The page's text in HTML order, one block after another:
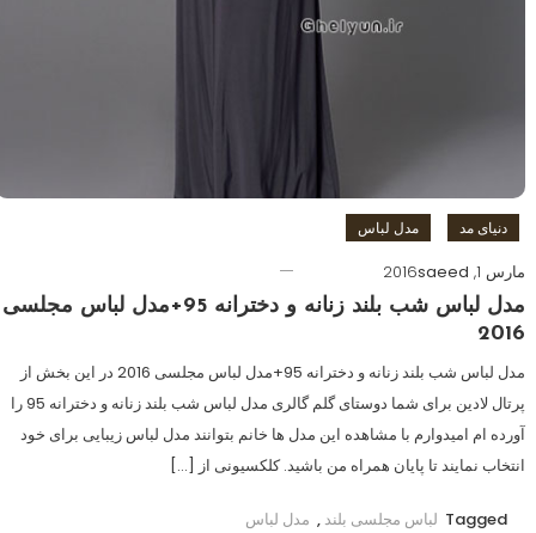
دنیای مد مدل لباس
مارس 1, 2016
saeed
مدل لباس شب بلند زنانه و دخترانه 95+مدل لباس مجلسی
2016
مدل لباس شب بلند زنانه و دخترانه 95+مدل لباس مجلسی 2016 در این بخش از
پرتال لادین برای شما دوستای گلم گالری مدل لباس شب بلند زنانه و دخترانه 95 را
آورده ام امیدوارم با مشاهده این مدل ها خانم بتوانند مدل لباس زیبایی برای خود
انتخاب نمایند تا پایان همراه من باشید. کلکسیونی از […]
Tagged لباس مجلسی بلند , مدل لباس